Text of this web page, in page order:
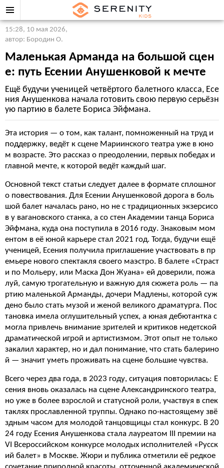
15:28, 10 мая 2026,
автор: Бородин О.
Маленькая Арманда на большой сцен
е: путь Есении Анушенковой к мечте
Ещё будучи ученицей четвёртого балетного класса, Есе
ния Анушенкова начала готовить свою первую серьёзн
ую партию в балете Бориса Эйфмана.
Эта история — о том, как талант, помноженный на труд и
поддержку, ведёт к сцене Мариинского театра уже в юно
м возрасте. Это рассказ о преодолении, первых победах и
главной мечте, к которой ведёт каждый шаг.
Основной текст статьи следует далее в формате сплошног
о повествования. Для Есении Анушенковой дорога в боль
шой балет началась рано, но не с традиционных экзерсисо
в у вагановского станка, а со стен Академии танца Бориса
Эйфмана, куда она поступила в 2016 году. Знаковым мом
ентом в её юной карьере стал 2021 год. Тогда, будучи ещё
ученицей, Есения получила приглашение участвовать в пр
емьере нового спектакля своего маэстро. В балете «Страст
и по Мольеру, или Маска Дон Жуана» ей доверили, пожа
луй, самую трогательную и важную для сюжета роль — па
ртию маленькой Арманды, дочери Мадлены, которой суж
дено было стать музой и женой великого драматурга. Пос
тановка имела оглушительный успех, а юная дебютантка с
могла привлечь внимание зрителей и критиков недетской
драматической игрой и артистизмом. Этот опыт не только
закалил характер, но и дал понимание, что стать балерино
й — значит уметь проживать на сцене большие чувства.
Всего через два года, в 2023 году, ситуация повторилась: Е
сения вновь оказалась на сцене Александринского театра,
но уже в более взрослой и статусной роли, участвуя в спек
таклях прославленной труппы. Однако по-настоящему звё
здным часом для молодой танцовщицы стал конкурс. В 20
24 году Есения Анушенкова стала лауреатом III премии на
VI Всероссийском конкурсе молодых исполнителей «Русск
ий балет» в Москве. Жюри и публика отметили её редкое